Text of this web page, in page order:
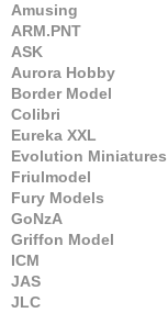
Amusing
ARM.PNT
ASK
Aurora Hobby
Border Model
Colibri
Eureka XXL
Evolution Miniatures
Friulmodel
Fury Models
GoNzA
Griffon Model
ICM
JAS
JLC